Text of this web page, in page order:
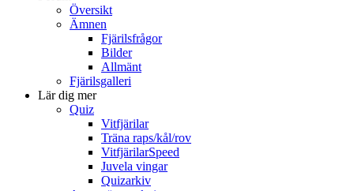
Översikt
Ämnen
Fjärilsfrågor
Bilder
Allmänt
Fjärilsgalleri
Lär dig mer
Quiz
Vitfjärilar
Träna raps/kål/rov
VitfjärilarSpeed
Juvela vingar
Quizarkiv